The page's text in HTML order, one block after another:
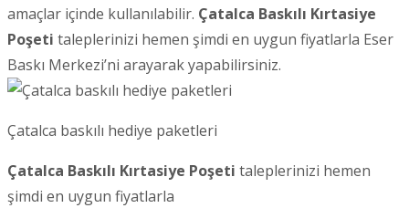
amaçlar içinde kullanılabilir. Çatalca Baskılı Kırtasiye
Poşeti taleplerinizi hemen şimdi en uygun fiyatlarla Eser
Baskı Merkezi’ni arayarak yapabilirsiniz.
Çatalca baskılı hediye paketleri
Çatalca Baskılı Kırtasiye Poşeti taleplerinizi hemen
şimdi en uygun fiyatlarla